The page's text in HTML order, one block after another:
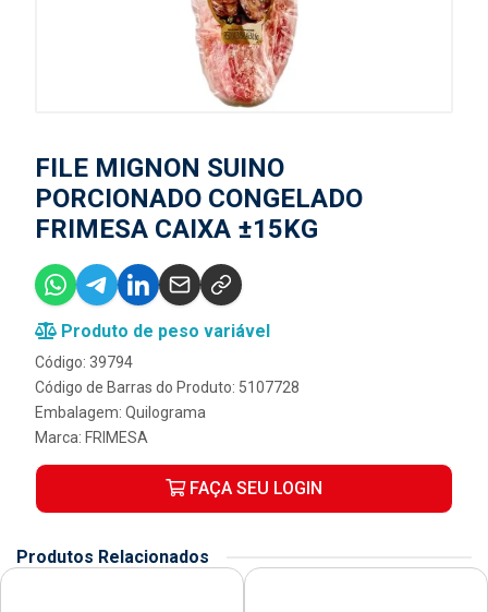
FILE MIGNON SUINO
PORCIONADO CONGELADO
FRIMESA CAIXA ±15KG
Produto de peso variável
Código: 39794
Código de Barras do Produto: 5107728
Embalagem: Quilograma
Marca: FRIMESA
FAÇA SEU LOGIN
Produtos Relacionados